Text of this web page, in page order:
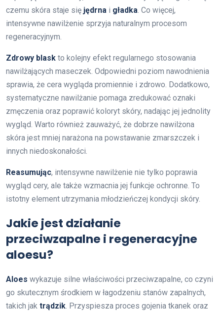
czemu skóra staje się jędrna i gładka. Co więcej,
intensywne nawilżenie sprzyja naturalnym procesom
regeneracyjnym.
Zdrowy blask to kolejny efekt regularnego stosowania
nawilżających maseczek. Odpowiedni poziom nawodnienia
sprawia, że cera wygląda promiennie i zdrowo. Dodatkowo,
systematyczne nawilżanie pomaga zredukować oznaki
zmęczenia oraz poprawić koloryt skóry, nadając jej jednolity
wygląd. Warto również zauważyć, że dobrze nawilżona
skóra jest mniej narażona na powstawanie zmarszczek i
innych niedoskonałości.
Reasumując, intensywne nawilżenie nie tylko poprawia
wygląd cery, ale także wzmacnia jej funkcje ochronne. To
istotny element utrzymania młodzieńczej kondycji skóry.
Jakie jest działanie
przeciwzapalne i regeneracyjne
aloesu?
Aloes wykazuje silne właściwości przeciwzapalne, co czyni
go skutecznym środkiem w łagodzeniu stanów zapalnych,
takich jak trądzik. Przyspiesza proces gojenia tkanek oraz